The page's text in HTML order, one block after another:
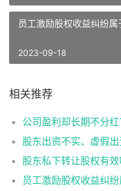
员工激励股权收益纠纷属
2023-09-18
相关推荐
员工激励股权收益纠